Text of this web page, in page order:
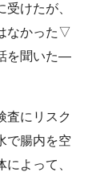
けたが、
なかった▽
を聞いた―
査にリスク
で腸内を空
よって、